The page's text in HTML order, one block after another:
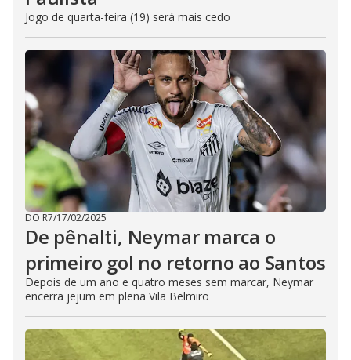
Jogo de quarta-feira (19) será mais cedo
DO R7/17/02/2025
De pênalti, Neymar marca o
primeiro gol no retorno ao Santos
Depois de um ano e quatro meses sem marcar, Neymar
encerra jejum em plena Vila Belmiro